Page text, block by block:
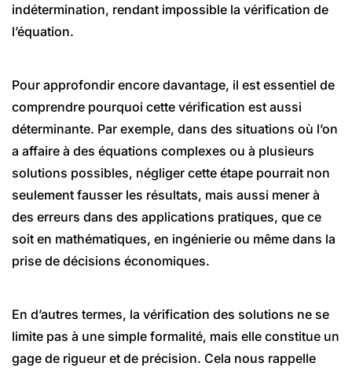
indétermination, rendant impossible la vérification de
l’équation.
Pour approfondir encore davantage, il est essentiel de
comprendre pourquoi cette vérification est aussi
déterminante. Par exemple, dans des situations où l’on
a affaire à des équations complexes ou à plusieurs
solutions possibles, négliger cette étape pourrait non
seulement fausser les résultats, mais aussi mener à
des erreurs dans des applications pratiques, que ce
soit en mathématiques, en ingénierie ou même dans la
prise de décisions économiques.
En d’autres termes, la vérification des solutions ne se
limite pas à une simple formalité, mais elle constitue un
gage de rigueur et de précision. Cela nous rappelle